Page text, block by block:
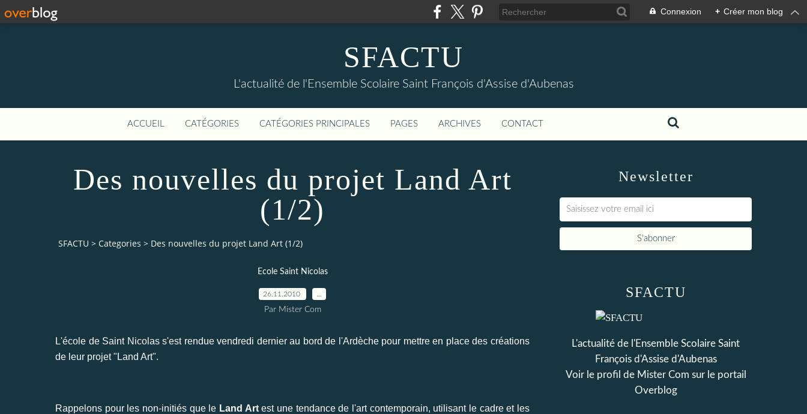
Connexion + Créer mon blog
SFACTU
L'actualité de l'Ensemble Scolaire Saint François d'Assise d'Aubenas
ACCUEIL CATÉGORIES CATÉGORIES PRINCIPALES PAGES ARCHIVES CONTACT
Des nouvelles du projet Land Art
(1/2)
SFACTU > Categories > Des nouvelles du projet Land Art (1/2)
Ecole Saint Nicolas
26.11.2010
Par Mister Com
L'école de Saint Nicolas s'est rendue vendredi dernier au bord de l'Ardèche pour mettre en place des créations
de leur projet "Land Art".
Rappelons pour les non-initiés que le Land Artest une tendance de l'art contemporain, utilisant le cadre et les
Newsletter
SFACTU
L'actualité de l'Ensemble Scolaire Saint
François d'Assise d'Aubenas
Voir le profil de Mister Com sur le portail
Overblog